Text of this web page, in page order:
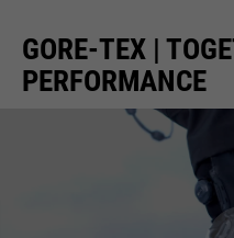
GORE-TEX |
PERFORMANCE